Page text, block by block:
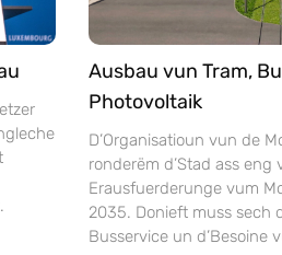
Ausbau vun Tram,
Photovoltaik
D’Organisatioun vun de
ronderëm d’Stad ass eng
Erausfuerderunge vum
2035. Donieft muss sech
Busservice un d’Besoine